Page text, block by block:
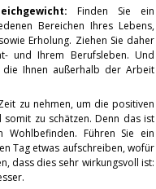
Finden Sie ein
Bereichen Ihres Lebens,
Erholung. Ziehen Sie daher
und Ihrem Berufsleben. Und
Ihnen außerhalb der Arbeit
zu nehmen, um die positiven
zu schätzen. Denn das ist
Wohlbefinden. Führen Sie ein
Tag etwas aufschreiben, wofür
dass dies sehr wirkungsvoll ist: